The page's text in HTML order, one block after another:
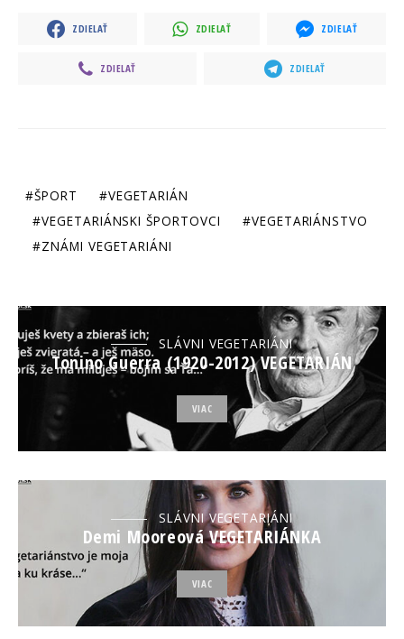
ZDIELAŤ ZDIELAŤ ZDIELAŤ
ZDIELAŤ ZDIELAŤ
ŠPORT
VEGETARIÁN
VEGETARIÁNSKI ŠPORTOVCI
VEGETARIÁNSTVO
ZNÁMI VEGETARIÁNI
SLÁVNI VEGETARIÁNI
Tonino Guerra (1920-2012) VEGETARIÁN
VIAC
SLÁVNI VEGETARIÁNI
Demi Mooreová VEGETARIÁNKA
VIAC